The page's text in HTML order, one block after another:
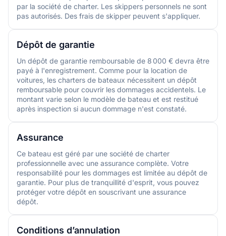
par la société de charter. Les skippers personnels ne sont
pas autorisés. Des frais de skipper peuvent s'appliquer.
Dépôt de garantie
Un dépôt de garantie remboursable de 8 000 € devra être
payé à l'enregistrement. Comme pour la location de
voitures, les charters de bateaux nécessitent un dépôt
remboursable pour couvrir les dommages accidentels. Le
montant varie selon le modèle de bateau et est restitué
après inspection si aucun dommage n'est constaté.
Assurance
Ce bateau est géré par une société de charter
professionnelle avec une assurance complète. Votre
responsabilité pour les dommages est limitée au dépôt de
garantie. Pour plus de tranquillité d'esprit, vous pouvez
protéger votre dépôt en souscrivant une assurance
dépôt.
Conditions d’annulation